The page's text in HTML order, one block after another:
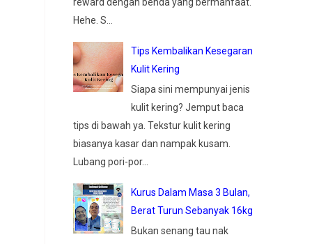
Hehe. S...
Tips Kembalikan Kesegaran
Kulit Kering
Siapa sini mempunyai jenis
kulit kering? Jemput baca
tips di bawah ya. Tekstur kulit kering
biasanya kasar dan nampak kusam.
Lubang pori-por...
Kurus Dalam Masa 3 Bulan,
Berat Turun Sebanyak 16kg
Bukan senang tau nak